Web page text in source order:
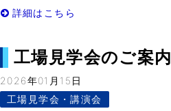
詳細はこちら
工場見学会のご案
2026年01月15日
工場見学会・講演会